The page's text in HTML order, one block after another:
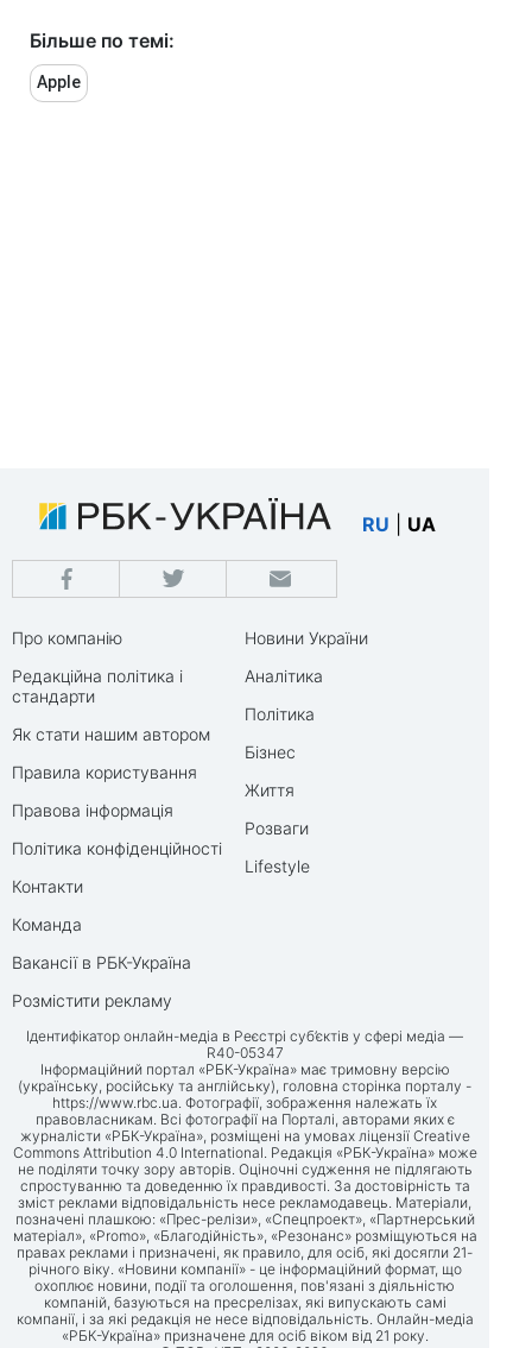
Більше по темі:
Apple
RU UA
Про компанію
Редакційна політика і
стандарти
Як стати нашим автором
Правила користування
Правова інформація
Політика конфіденційності
Контакти
Команда
Вакансії в РБК-Україна
Розмістити рекламу
Новини України
Аналітика
Політика
Бізнес
Життя
Розваги
Lifestyle
Ідентифікатор онлайн-медіа в Реєстрі суб’єктів у сфері медіа —
R40-05347
Інформаційний портал «РБК-Україна» має тримовну версію
(українську, російську та англійську), головна сторінка порталу -
https://www.rbc.ua. Фотографії, зображення належать їх
правовласникам. Всі фотографії на Порталі, авторами яких є
журналісти «РБК-Україна», розміщені на умовах ліцензії Creative
Commons Attribution 4.0 International. Редакція «РБК-Україна» може
не поділяти точку зору авторів. Оціночні судження не підлягають
спростуванню та доведенню їх правдивості. За достовірність та
зміст реклами відповідальність несе рекламодавець. Матеріали,
позначені плашкою: «Прес-релізи», «Спецпроект», «Партнерський
матеріал», «Promo», «Благодійність», «Резонанс» розміщуються на
правах реклами і призначені, як правило, для осіб, які досягли 21-
річного віку. «Новини компанії» - це інформаційний формат, що
охоплює новини, події та оголошення, пов'язані з діяльністю
компаній, базуються на пресрелізах, які випускають самі
компанії, і за які редакція не несе відповідальність. Онлайн-медіа
«РБК-Україна» призначене для осіб віком від 21 року.